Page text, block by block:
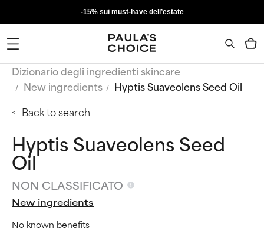
-15% sui must-have dell’estate
Dizionario degli ingredienti skincare
New ingredients
Hyptis Suaveolens Seed Oil
Back to search
Hyptis Suaveolens Seed
Oil
NON CLASSIFICATO
New ingredients
No known benefits